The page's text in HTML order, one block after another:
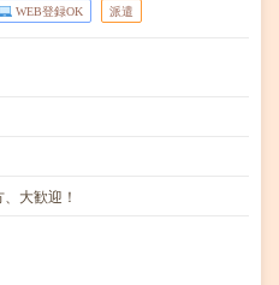
WEB登録OK 派遣
大歓迎！